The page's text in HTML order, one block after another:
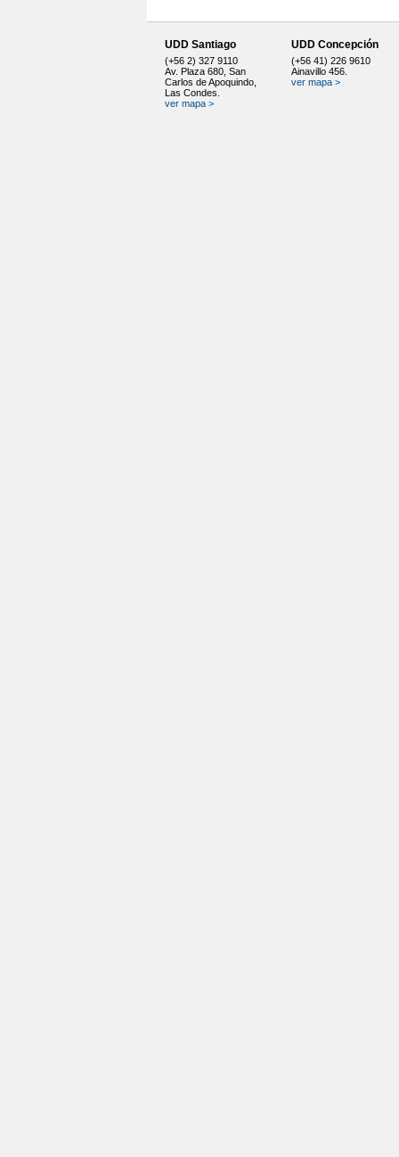
UDD Santiago
(+56 2) 327 9110
Av. Plaza 680, San
Carlos de Apoquindo,
Las Condes.
ver mapa >
UDD Concepción
(+56 41) 226 9610
Ainavillo 456.
ver mapa >